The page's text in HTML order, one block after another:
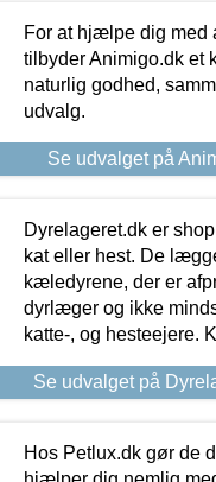
For at hjælpe dig med
tilbyder Animigo.dk et
naturlig godhed,
udvalg.
Se udvalget på
Dyrelageret.dk er
kat eller hest. De
kæledyrene, der er
dyrlæger og ikke
katte-, og hesteejere.
Se udvalget på
Hos Petlux.dk gør de